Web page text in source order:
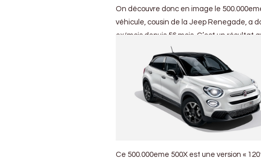
On découvre donc en image le
véhicule, cousin de la Jeep Renegade, a
ex/mois depuis 56 mois. C’est un résultat
Ce 500.000eme 500X est une version «